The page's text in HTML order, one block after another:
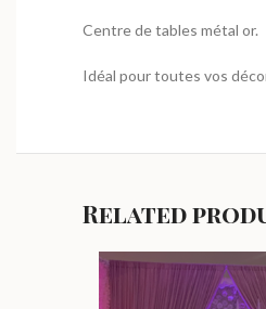
Centre de tables métal or.
Idéal pour toutes vos
Related